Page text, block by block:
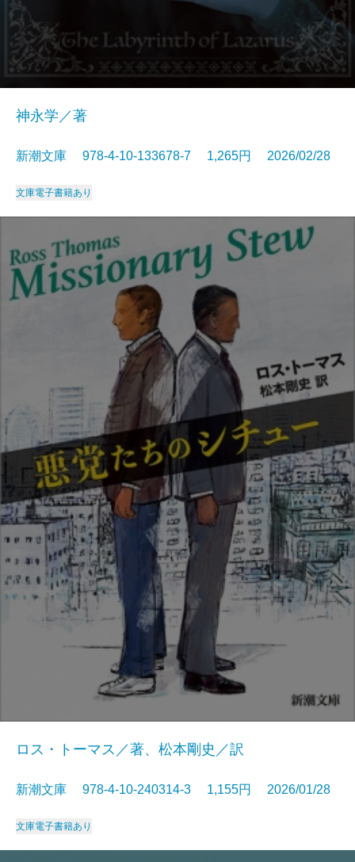
神永学／著
新潮文庫 978-4-10-133678-7 1,265円 2026/02/28
文庫電子書籍あり
ロス・トーマス／著、松本剛史／訳
新潮文庫 978-4-10-240314-3 1,155円 2026/01/28
文庫電子書籍あり